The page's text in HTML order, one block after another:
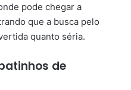
pode chegar a
que a busca pelo
quanto séria.
de